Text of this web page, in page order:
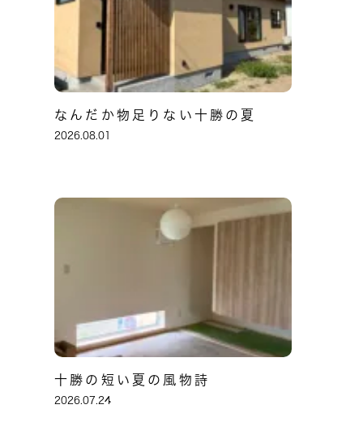
なんだか物足りない十勝の夏
2026.08.01
十勝の短い夏の風物詩
2026.07.24